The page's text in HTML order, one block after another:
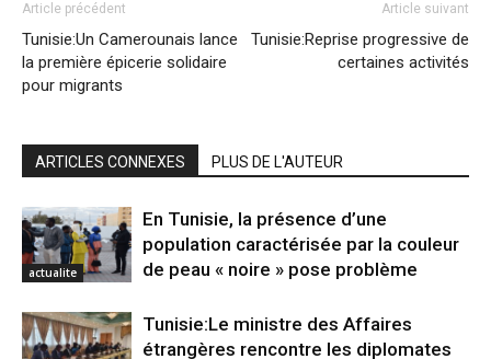
Article précédent
Tunisie:Un Camerounais lance
la première épicerie solidaire
pour migrants
Article suivant
Tunisie:Reprise progressive de
certaines activités
ARTICLES CONNEXES PLUS DE L'AUTEUR
actualite
En Tunisie, la présence d’une
population caractérisée par la couleur
de peau « noire » pose problème
Tunisie:Le ministre des Affaires
étrangères rencontre les diplomates